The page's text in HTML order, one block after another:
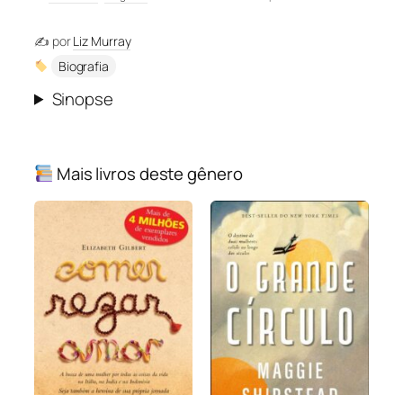
✍️ porLiz Murray
Biografia
Sinopse
Mais livros deste gênero